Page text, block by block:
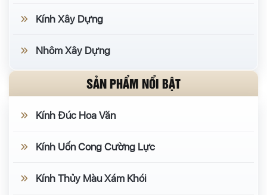
Kính Xây Dựng
Nhôm Xây Dựng
SẢN PHẨM NỔI BẬT
Kính Đúc Hoa Văn
Kính Uốn Cong Cường Lực
Kính Thủy Màu Xám Khói